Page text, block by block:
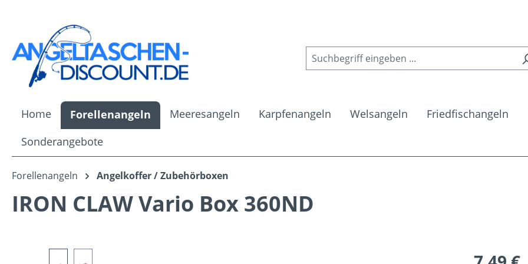
Home Forellenangeln Meeresangeln Karpfenangeln Welsangeln Friedfischangeln
Sonderangebote
Forellenangeln Angelkoffer / Zubehörboxen
IRON CLAW Vario Box 360ND
Regulärer